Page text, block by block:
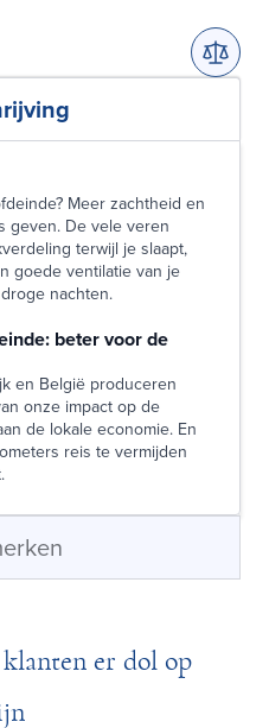
Meer zachtheid en
geven. De vele veren
terwijl je slaapt,
goede ventilatie van je
nachten.
beter voor de
en België produceren
onze impact op de
de lokale economie. En
reis te vermijden
er dol op